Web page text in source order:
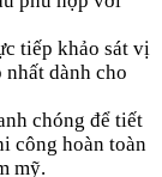
tiếp khảo sát vị
dành cho
chóng để tiết
công hoàn toàn
mỹ.